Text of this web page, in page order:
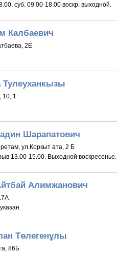
суб. 09.00-18.00 воскр. выходной.
Калбаевич
2Е
Тулеуханкызы
10, 1
Шарапатович
ул.Коркыт ата, 2 Б
13.00-15.00. Выходной воскресенье.
Алимжанович
Төлегенұлы
86Б